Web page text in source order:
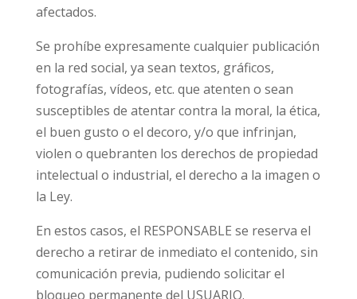
afectados.
Se prohíbe expresamente cualquier publicación
en la red social, ya sean textos, gráficos,
fotografías, vídeos, etc. que atenten o sean
susceptibles de atentar contra la moral, la ética,
el buen gusto o el decoro, y/o que infrinjan,
violen o quebranten los derechos de propiedad
intelectual o industrial, el derecho a la imagen o
la Ley.
En estos casos, el RESPONSABLE se reserva el
derecho a retirar de inmediato el contenido, sin
comunicación previa, pudiendo solicitar el
bloqueo permanente del USUARIO.